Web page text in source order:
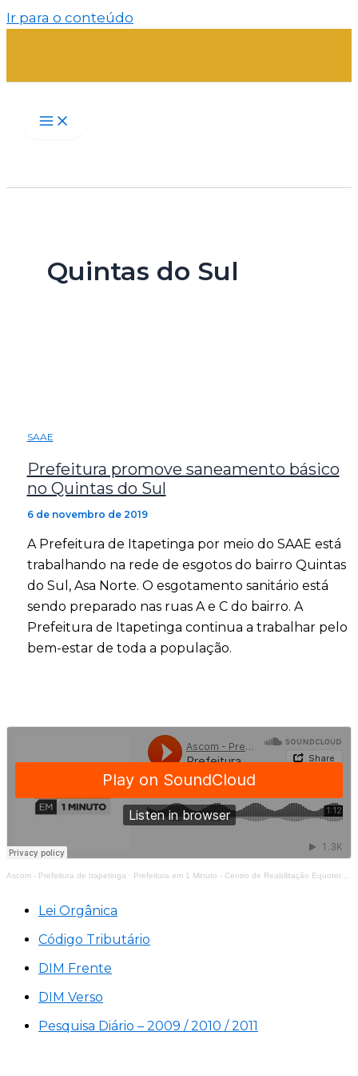
Ir para o conteúdo
Quintas do Sul
SAAE
Prefeitura promove saneamento básico
no Quintas do Sul
6 de novembro de 2019
A Prefeitura de Itapetinga por meio do SAAE está
trabalhando na rede de esgotos do bairro Quintas
do Sul, Asa Norte. O esgotamento sanitário está
sendo preparado nas ruas A e C do bairro. A
Prefeitura de Itapetinga continua a trabalhar pelo
bem-estar de toda a população.
Ascom - Prefeitura de Itapetinga · Prefeitura em 1 Minuto - Centro de Reabilitação Equoterapia Manoela
Lei Orgânica
Código Tributário
DIM Frente
DIM Verso
Pesquisa Diário – 2009 / 2010 / 2011